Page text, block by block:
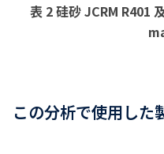
表 2 硅砂 JCRM R401
この分析で使用した